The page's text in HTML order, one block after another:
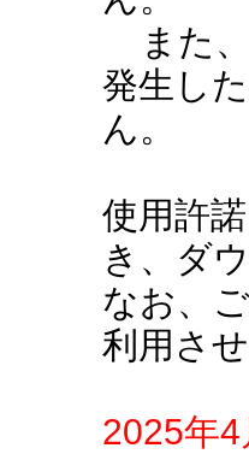
また、
発生し
ん。
使用許
き、ダ
なお、
利用さ
2025年